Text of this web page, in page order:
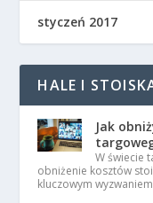
styczeń 2017
HALE I
Jak
W świecie
obniżenie kosztów
kluczowym